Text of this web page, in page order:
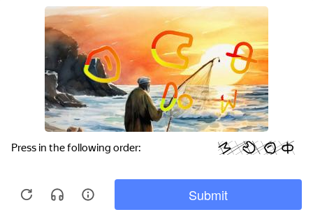
Вс—Выходной
© 2026 LeFFAM — материалы для качественной
мягкой мебели
Получение и обработка персональных данных происходит в
соответствии с Федеральным законом от 27.07.2006 года №152-ФЗ
Политикой конфиденциальности
Все права защищены. Использование информации с сайта без
является публичной офертой.
ООО "Мебель-Холл" ИНН: 3904613126 ОГРН: 1103925020517
Мы используем cookies для быстрой и